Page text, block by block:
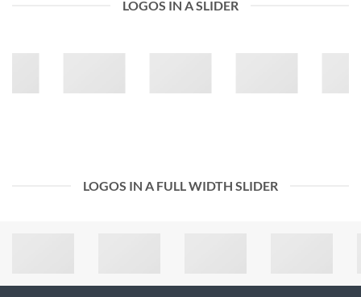
LOGOS IN A SLIDER
LOGOS IN A FULL WIDTH SLIDER